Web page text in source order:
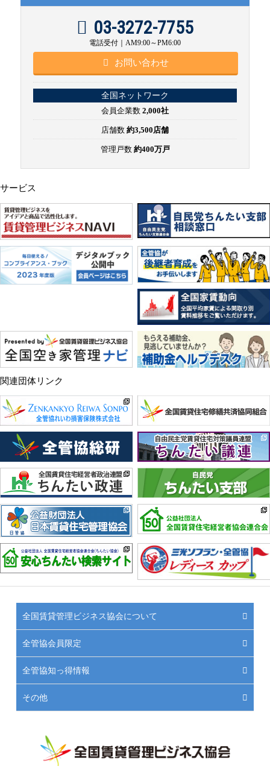
03-3272-7755
電話受付｜AM9:00～PM6:00
お問い合わせ
全国ネットワーク
会員企業数 2,000社
店舗数 約3,500店舗
管理戸数 約400万戸
サービス
関連団体リンク
全国賃貸管理ビジネス協会について
全管協会員限定
全管協知っ得情報
その他